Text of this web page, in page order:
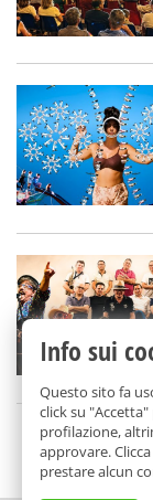
Info sui
Questo sito fa
click su
profilazione,
approvare.
prestare alcun